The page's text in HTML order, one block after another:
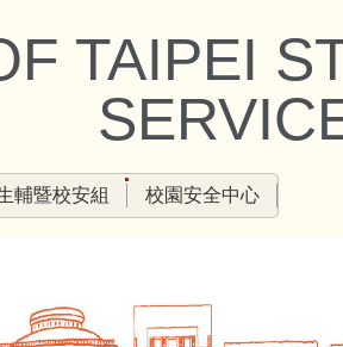
TAIPEI
輔暨校安組 校園安全中心